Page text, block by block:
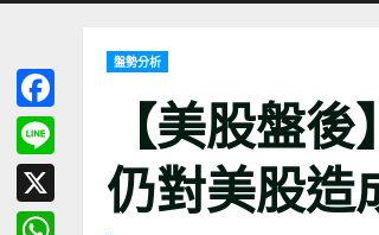
盤勢分析
【美股盤
仍對美股造
Facebook
Line
X